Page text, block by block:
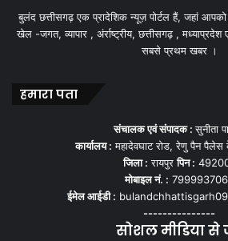
बुलंद छत्तीसगढ़ एक प्रादेशिक न्यूज़ पोर्टल हैं, जहां
खेल -जगत, व्यापार , अंर्राष्ट्रीय, छत्तीसगढ़ , मध्याप्रदेश
सबसे प्रथम खबर ।
हमारा पता
संचालक एवं संपादक :सुनीता
कार्यालय : महादेवघाट रोड, रेणु पैन पैलेस
जिला : रायपुरपिन :
मोबाइल नं. :
ईमेल आईडी :
---------------
सोशल मीडिया से